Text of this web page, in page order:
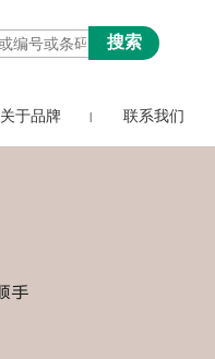
关于品牌 联系我们